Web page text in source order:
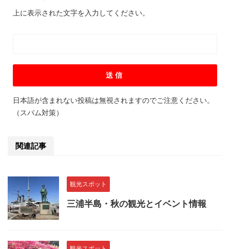
上に表示された文字を入力してください。
日本語が含まれない投稿は無視されますのでご注意ください。
（スパム対策）
関連記事
観光スポット
三浦半島・秋の観光とイベント情報